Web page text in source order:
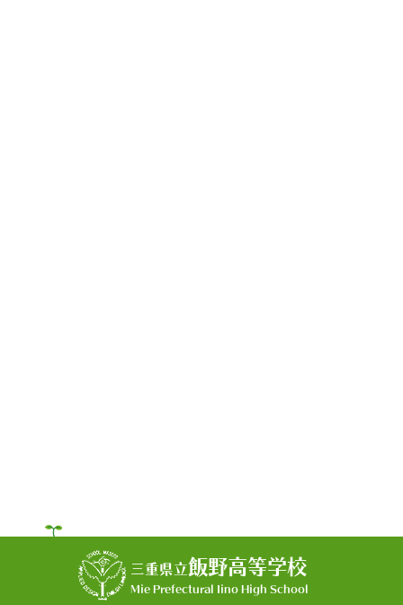
三重県立飯野高等学校
Mie Prefectural Iino High School